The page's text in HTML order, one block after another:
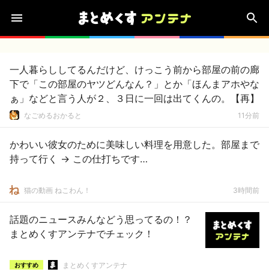
一人暮らししてるんだけど、けっこう前から部屋の前の廊
下で「この部屋のヤツどんなん？」とか「ほんまアホやな
ぁ」などと言う人が２、３日に一回は出てくんの。【再】
なごめるおかると 11分前
かわいい彼女のために美味しい料理を用意した。部屋まで
持って行く → この仕打ちです…
猫の動画 ねこわん！ 3時間前
話題のニュースみんなどう思ってるの！？
まとめくすアンテナでチェック！
おすすめ まとめくすアンテナ